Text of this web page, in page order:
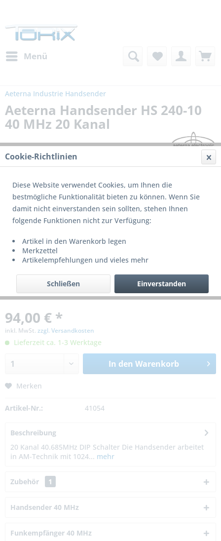
Menü
Aeterna Industrie Handsender
Aeterna Handsender HS 240-10
40 MHz 20 Kanal
94,00 € *
inkl. MwSt. zzgl. Versandkosten
Lieferzeit ca. 1-3 Werktage
In den Warenkorb
Merken
Artikel-Nr.: 41054
Beschreibung
20 Kanal 40.685MHz DIP Schalter Die Handsender arbeitet
in AM-Technik mit 1024... mehr
Zubehör 1
Handsender 40 MHz
Funkempfänger 40 MHz
Cookie-Richtlinien
Diese Website verwendet Cookies, um Ihnen die
bestmögliche Funktionalität bieten zu können. Wenn Sie
damit nicht einverstanden sein sollten, stehen Ihnen
folgende Funktionen nicht zur Verfügung:
Artikel in den Warenkorb legen
Merkzettel
Artikelempfehlungen und vieles mehr
Einverstanden
Schließen